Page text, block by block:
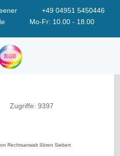
+49 04951 5450446
Mo-Fr: 10.00 - 18.00
Zugriffe: 9397
Rechtsanwalt Sören Siebert